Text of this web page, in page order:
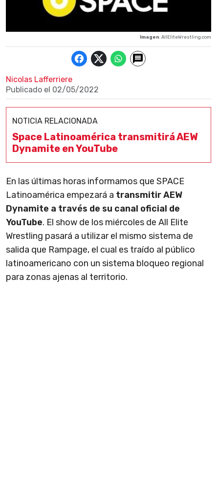
Imagen: AllEliteWrestling.com
Nicolas Lafferriere
Publicado el 02/05/2022
NOTICIA RELACIONADA
Space Latinoamérica transmitirá AEW
Dynamite en YouTube
En las últimas horas informamos que SPACE
Latinoamérica empezará a transmitir AEW
Dynamite a través de su canal oficial de
YouTube. El show de los miércoles de All Elite
Wrestling pasará a utilizar el mismo sistema de
salida que Rampage, el cual es traído al público
latinoamericano con un sistema bloqueo regional
para zonas ajenas al territorio.